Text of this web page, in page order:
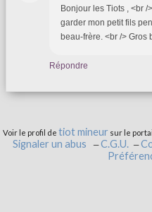
Bonjour les Tiots , <br
garder mon petit fils
beau-frère. <br /> Gros
Répondre
Voir le profil de tiot mineur sur le
Signaler un abus
C.G.U.